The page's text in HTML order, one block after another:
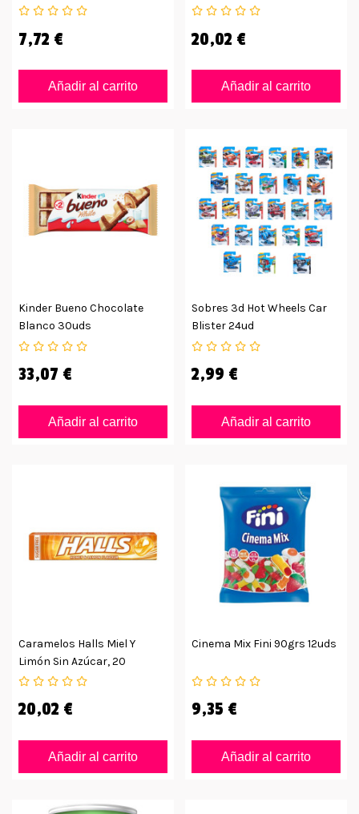
7,72 €
Añadir al carrito
Azúcar
20,02 €
Añadir al carrito
Kinder Bueno Chocolate
Blanco 30uds
33,07 €
Añadir al carrito
Sobres 3d Hot Wheels Car
Blister 24ud
2,99 €
Añadir al carrito
Caramelos Halls Miel Y
Limón Sin Azúcar, 20
Unidades
20,02 €
Añadir al carrito
Cinema Mix Fini 90grs 12uds
9,35 €
Añadir al carrito